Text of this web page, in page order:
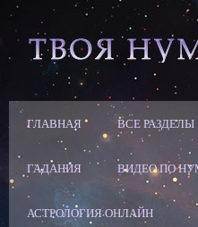
ГЛАВНАЯ ВСЕ РАЗДЕЛЫ
ГАДАНИЯ ВИДЕО ПО
АСТРОЛОГИЯ ОНЛАЙН